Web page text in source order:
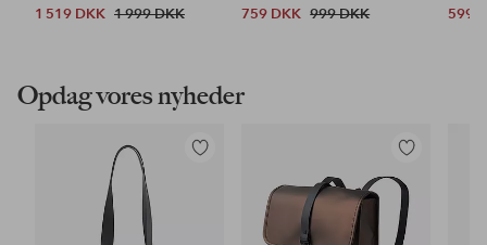
1 519 DKK 1 999 DKK
759 DKK 999 DKK 599
Opdag vores nyheder
Tilføj
Tilføj
til
favoritter